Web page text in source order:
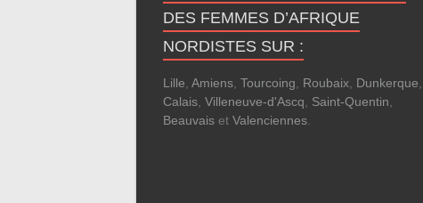
DES FEMMES D’AFRIQUE
NORDISTES SUR :
Lille Amiens Tourcoing Roubaix Dunkerque
Calais Villeneuve-d'Ascq Saint-Quentin
Beauvais et Valenciennes